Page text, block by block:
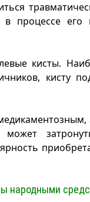
процессе его
кисты.
кисту
может
народными